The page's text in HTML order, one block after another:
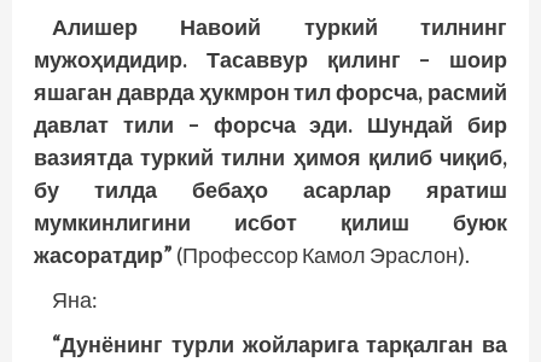
Алишер Навоий туркий тилнинг
мужоҳидидир. Тасаввур қилинг – шоир
яшаган даврда ҳукмрон тил форсча, расмий
давлат тили – форсча эди. Шундай бир
вазиятда туркий тилни ҳимоя қилиб чиқиб,
бу тилда бебаҳо асарлар яратиш
мумкинлигини исбот қилиш буюк
жасоратдир” (Профессор Камол Эраслон).
Яна:
“Дунёнинг турли жойларига тарқалган ва